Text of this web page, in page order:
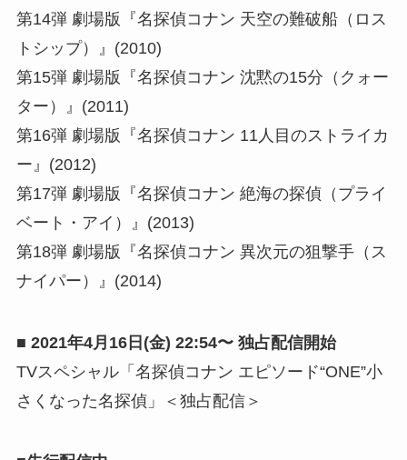
第14弾 劇場版『名探偵コナン 天空の難破船（ロス
トシップ）』(2010)
第15弾 劇場版『名探偵コナン 沈黙の15分（クォー
ター）』(2011)
第16弾 劇場版『名探偵コナン 11人目のストライカ
ー』(2012)
第17弾 劇場版『名探偵コナン 絶海の探偵（プライ
ベート・アイ）』(2013)
第18弾 劇場版『名探偵コナン 異次元の狙撃⼿（ス
ナイパー）』(2014)
■ 2021年4⽉16⽇(⾦) 22:54〜 独占配信開始
TVスペシャル「名探偵コナン エピソード“ONE”小
さくなった名探偵」＜独占配信＞